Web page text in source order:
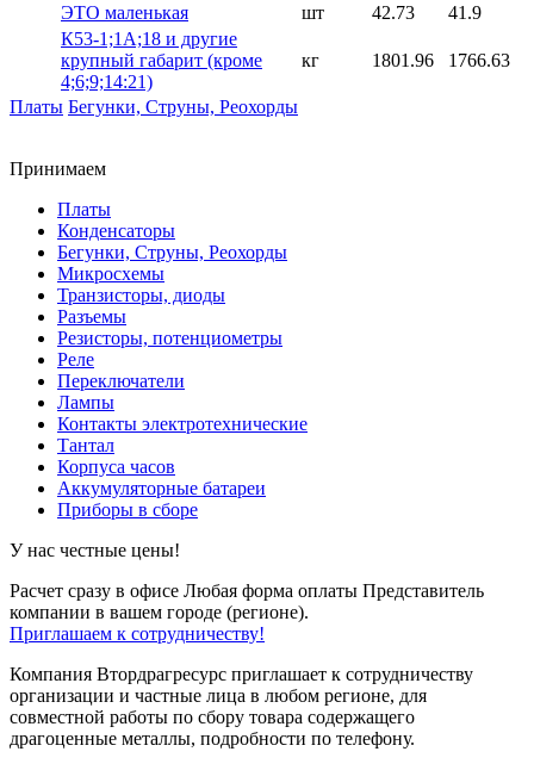
ЭТО маленькая
шт 42.73
41.9
К53-1;1А;18 и другие
крупный габарит (кроме
4;6;9;14:21)
кг 1801.96 1766.63
Платы Бегунки, Струны, Реохорды
Принимаем
Платы
Конденсаторы
Бегунки, Струны, Реохорды
Микросхемы
Транзисторы, диоды
Разъемы
Резисторы, потенциометры
Реле
Переключатели
Лампы
Контакты электротехнические
Тантал
Корпуса часов
Аккумуляторные батареи
Приборы в сборе
У нас честные цены!
Расчет сразу в офисе Любая форма оплаты Представитель
компании в вашем городе (регионе).
Приглашаем к сотрудничеству!
Компания Втордрагресурс приглашает к сотрудничеству
организации и частные лица в любом регионе, для
совместной работы по сбору товара содержащего
драгоценные металлы, подробности по телефону.